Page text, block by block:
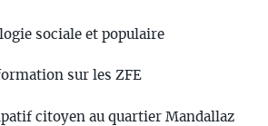
sociale et populaire
sur les ZFE
citoyen au quartier Mandallaz